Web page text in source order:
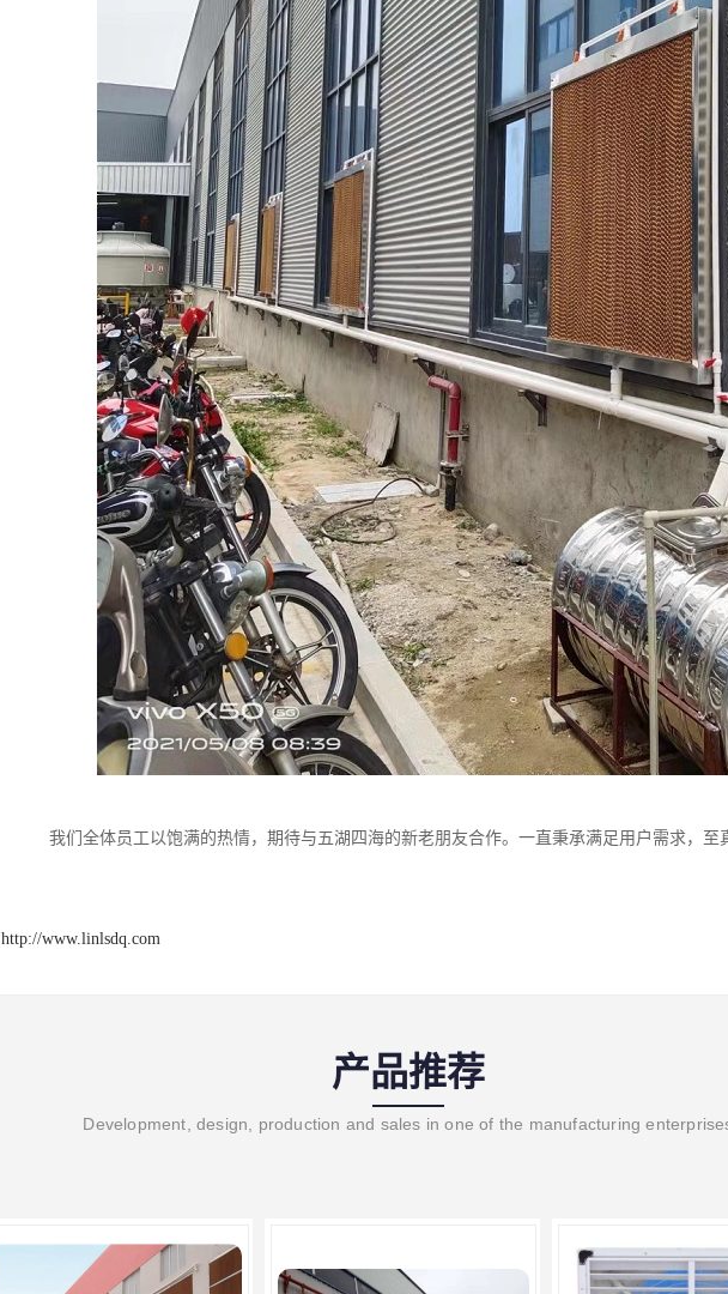
我们全体员工以饱满的热情，期待与五湖四海的新老朋友合作。一直秉承满足用户需求，至
http://www.linlsdq.com
产品推荐
Development, design, production and sales in one of the manufacturing